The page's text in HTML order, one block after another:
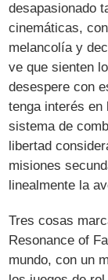
desapasionado
cinemáticas,
melancolía y
ve que sienten
desespere con
tenga interés en
sistema de
libertad
misiones
linealmente la
Tres cosas
Resonance of
mundo, con un